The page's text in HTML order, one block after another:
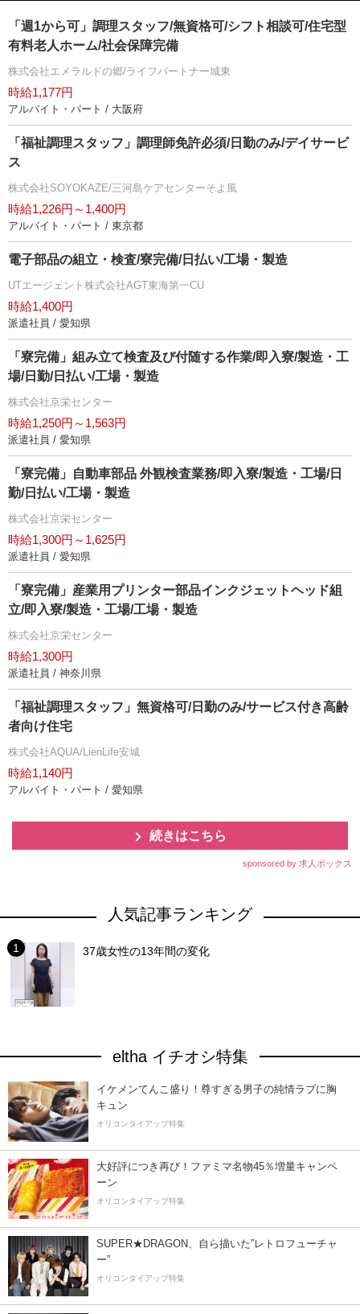
「週1から可」調理スタッフ/無資格可/シフト相談可/住宅型
有料老人ホーム/社会保障完備
株式会社エメラルドの郷/ライフパートナー城東
時給1,177円
アルバイト・パート / 大阪府
「福祉調理スタッフ」調理師免許必須/日勤のみ/デイサービ
ス
株式会社SOYOKAZE/三河島ケアセンターそよ風
時給1,226円～1,400円
アルバイト・パート / 東京都
電子部品の組立・検査/寮完備/日払い/工場・製造
UTエージェント株式会社AGT東海第一CU
時給1,400円
派遣社員 / 愛知県
「寮完備」組み立て検査及び付随する作業/即入寮/製造・工
場/日勤/日払い/工場・製造
株式会社京栄センター
時給1,250円～1,563円
派遣社員 / 愛知県
「寮完備」自動車部品 外観検査業務/即入寮/製造・工場/日
勤/日払い/工場・製造
株式会社京栄センター
時給1,300円～1,625円
派遣社員 / 愛知県
「寮完備」産業用プリンター部品インクジェットヘッド組
立/即入寮/製造・工場/工場・製造
株式会社京栄センター
時給1,300円
派遣社員 / 神奈川県
「福祉調理スタッフ」無資格可/日勤のみ/サービス付き高齢
者向け住宅
株式会社AQUA/LienLife安城
時給1,140円
アルバイト・パート / 愛知県
続きはこちら
sponsored by 求人ボックス
人気記事ランキング
37歳女性の13年間の変化
eltha イチオシ特集
イケメンてんこ盛り！尊すぎる男子の純情ラブに胸
キュン
オリコンタイアップ特集
大好評につき再び！ファミマ名物45％増量キャンペ
ーン
オリコンタイアップ特集
SUPER★DRAGON、自ら描いた”レトロフューチャ
ー”
オリコンタイアップ特集